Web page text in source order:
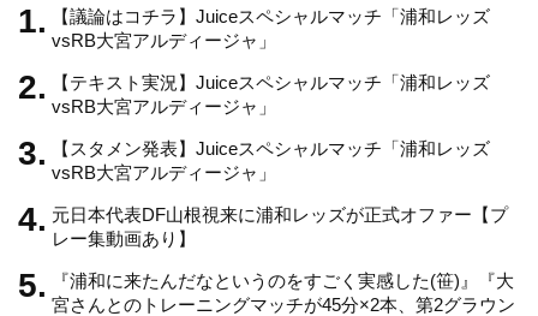
m h
a
n
e
【議論はコチラ】Juiceスペシャルマッチ「浦和レッズ
vsRB大宮アルディージャ」
【テキスト実況】Juiceスペシャルマッチ「浦和レッズ
vsRB大宮アルディージャ」
【スタメン発表】Juiceスペシャルマッチ「浦和レッズ
vsRB大宮アルディージャ」
元日本代表DF山根視来に浦和レッズが正式オファー【プ
レー集動画あり】
『浦和に来たんだなというのをすごく実感した(笹)』『大
宮さんとのトレーニングマッチが45分×2本、第2グラウン